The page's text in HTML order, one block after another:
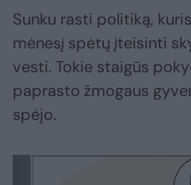
Sunku rasti politiką,
mėnesį spėtų įteisinti
vesti. Tokie staigūs
paprasto žmogaus
spėjo.